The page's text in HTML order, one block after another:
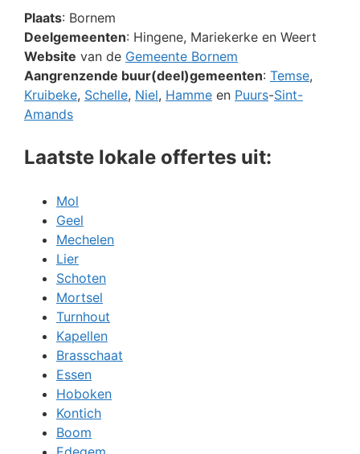
Plaats: Bornem
Deelgemeenten: Hingene, Mariekerke en Weert
Website van de Gemeente Bornem
Aangrenzende buur(deel)gemeenten: Temse,
Kruibeke, Schelle, Niel, Hamme en Puurs-Sint-
Amands
Laatste lokale offertes uit:
Mol
Geel
Mechelen
Lier
Schoten
Mortsel
Turnhout
Kapellen
Brasschaat
Essen
Hoboken
Kontich
Boom